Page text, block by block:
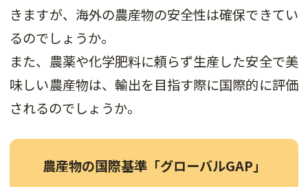
きますが、海外の農産物の安全性は確保できてい
るのでしょうか。
また、農薬や化学肥料に頼らず生産した安全で美
味しい農産物は、輸出を目指す際に国際的に評価
されるのでしょうか。
農産物の国際基準「グローバルGAP」